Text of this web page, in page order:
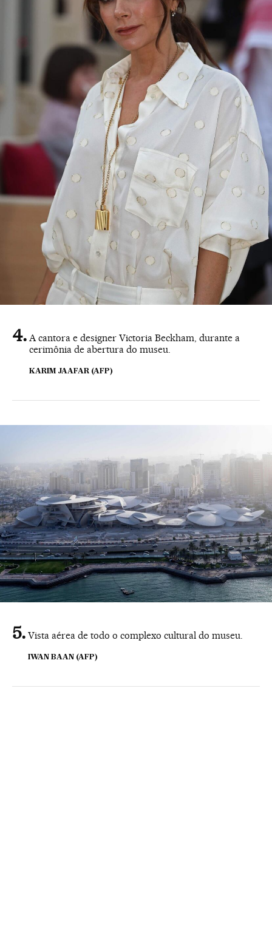
A cantora e designer Victoria Beckham, durante a
cerimônia de abertura do museu.
KARIM JAAFAR (AFP)
Vista aérea de todo o complexo cultural do museu.
IWAN BAAN (AFP)